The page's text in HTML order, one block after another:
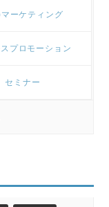
ーケティング
プロモーション
セミナー